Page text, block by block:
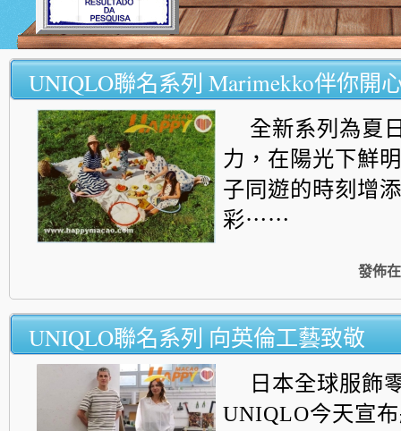
UNIQLO聯名系列 Marimekko伴你開
全新系列為夏
力，在陽光下鮮
子同遊的時刻增
彩⋯⋯
發佈在
UNIQLO聯名系列 向英倫工藝致敬
日本全球服飾
UNIQLO今天宣